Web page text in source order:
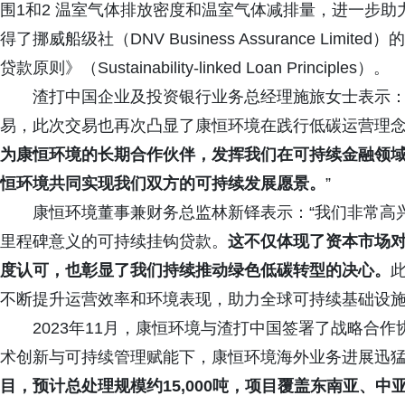
围1和2 温室气体排放密度和温室气体减排量，进一步
得了挪威船级社（DNV Business Assurance Limited）
贷款原则》（Sustainability-linked Loan Principles）。
渣打中国企业及投资银行业务总经理施旅女士表示
易，此次交易也再次凸显了康恒环境在践行低碳运营理
为康恒环境的长期合作伙伴，发挥我们在可持续金融领
恒环境共同实现我们双方的可持续发展愿景。 ”
康恒环境董事兼财务总监林新铎表示：“我们非常
里程碑意义的可持续挂钩贷款。 这不仅体现了资本市场
度认可，也彰显了我们持续推动绿色低碳转型的决心。
不断提升运营效率和环境表现，助力全球可持续基础设
2023年11月，康恒环境与渣打中国签署了战略合
术创新与可持续管理赋能下，康恒环境海外业务进展迅
目，预计总处理规模约15,000吨，项目覆盖东南亚、中